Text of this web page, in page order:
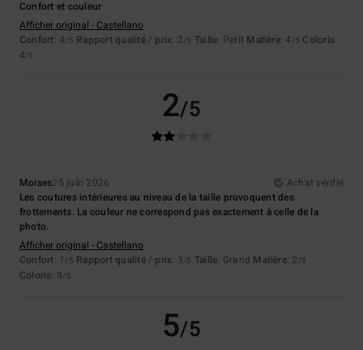
Confort et couleur
Afficher original - Castellano
Confort: 4/5 Rapport qualité / prix: 2/5 Taille: Petit Matière: 4 /5 Coloris:
4/5
2/5
Moises25 juin 2026
Achat vérifié
Les coutures intérieures au niveau de la taille provoquent des
frottements. La couleur ne correspond pas exactement à celle de la
photo.
Afficher original - Castellano
Confort: 1 /5 Rapport qualité / prix: 3/5 Taille: Grand Matière: 2 /5
Coloris: 3/5
5/5